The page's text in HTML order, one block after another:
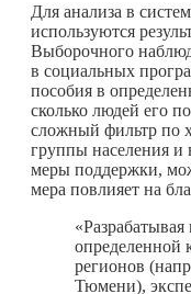
Для анализа в
используются
Выборочного
в социальных
пособия в
сколько людей его
сложный фильтр по
группы населения и
меры поддержки,
мера повлияет на
определенной
регионов
Тюмени),